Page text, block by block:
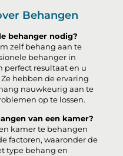
Behangen
behanger nodig?
zelf behang aan te
behanger in
perfect resultaat en u
hebben de ervaring
nauwkeurig aan te
op te lossen.
van een kamer?
kamer te behangen
factoren, waaronder de
type behang en